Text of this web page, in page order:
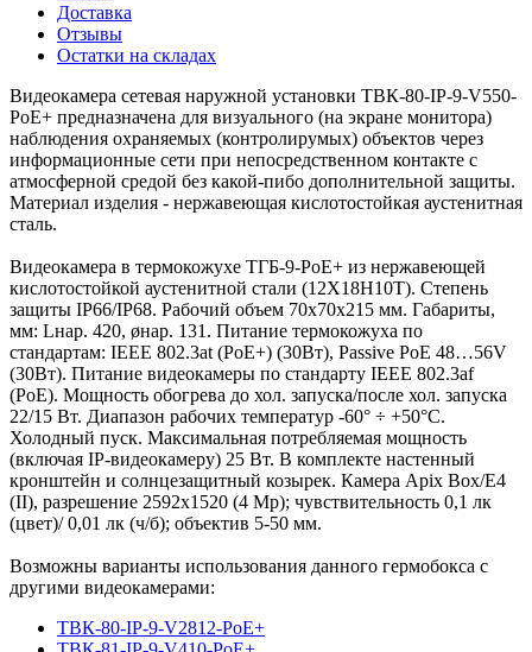
Доставка
Отзывы
Остатки на складах
Видеокамера сетевая наружной установки ТВК-80-IP-9-V550-
PoE+ предназначена для визуального (на экране монитора)
наблюдения охраняемых (контролирумых) объектов через
информационные сети при непосредственном контакте с
атмосферной средой без какой-пибо дополнительной защиты.
Материал изделия - нержавеющая кислотостойкая аустенитная
сталь.
Видеокамера в термокожухе ТГБ-9-PoE+ из нержавеющей
кислотостойкой аустенитной стали (12Х18Н10Т). Степень
защиты IP66/IP68. Рабочий объем 70х70х215 мм. Габариты,
мм: Lнар. 420, øнар. 131. Питание термокожуха по
стандартам: IEEE 802.3at (PoE+) (30Вт), Passive PoE 48…56V
(30Вт). Питание видеокамеры по стандарту IEEE 802.3af
(PoE). Мощность обогрева до хол. запуска/после хол. запуска
22/15 Вт. Диапазон рабочих температур -60° ÷ +50°C.
Холодный пуск. Максимальная потребляемая мощность
(включая IP-видеокамеру) 25 Вт. В комплекте настенный
кронштейн и солнцезащитный козырек. Камера Apix Box/E4
(II), разрешение 2592х1520 (4 Мр); чувствительность 0,1 лк
(цвет)/ 0,01 лк (ч/б); объектив 5-50 мм.
Возможны варианты использования данного гермобокса с
другими видеокамерами:
ТВК-80-IP-9-V2812-PoE+